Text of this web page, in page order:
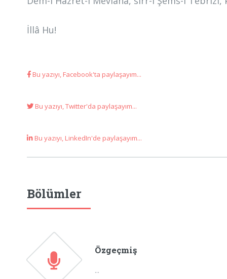
İllâ Hu!
Bu yazıyı, Facebook'ta paylaşayım...
Bu yazıyı, Twitter'da paylaşayım...
Bu yazıyı, LinkedIn'de paylaşayım...
Bölümler
Özgeçmiş
...